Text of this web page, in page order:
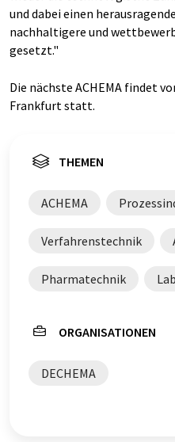
und dabei einen
nachhaltigere und
gesetzt."
Die nächste ACHEMA findet
Frankfurt statt.
THEMEN
ACHEMA
Verfahrenstechnik
Pharmatechnik
ORGANISATIONEN
DECHEMA